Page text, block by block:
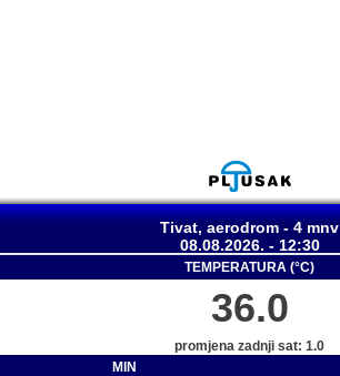
Tivat, aerodrom - 4 mnv
08.08.2026. - 12:30
TEMPERATURA (°C)
36.0
promjena zadnji sat: 1.0
MIN